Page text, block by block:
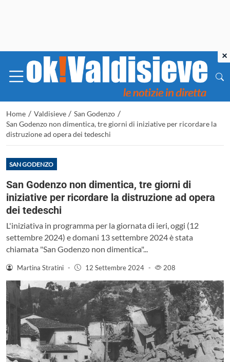
Home / Valdisieve / San Godenzo /
San Godenzo non dimentica, tre giorni di iniziative per ricordare la
distruzione ad opera dei tedeschi
SAN GODENZO
San Godenzo non dimentica, tre giorni di
iniziative per ricordare la distruzione ad opera
dei tedeschi
L'iniziativa in programma per la giornata di ieri, oggi (12
settembre 2024) e domani 13 settembre 2024 è stata
chiamata "San Godenzo non dimentica"...
Martina Stratini - 12 Settembre 2024 - 208
×